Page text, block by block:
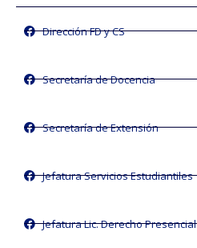
Dirección FD y CS
Secretaría de Docencia
Secretaría de Extensión
Jefatura Servicios Estudiantiles
Jefatura Lic. Derecho Presencial